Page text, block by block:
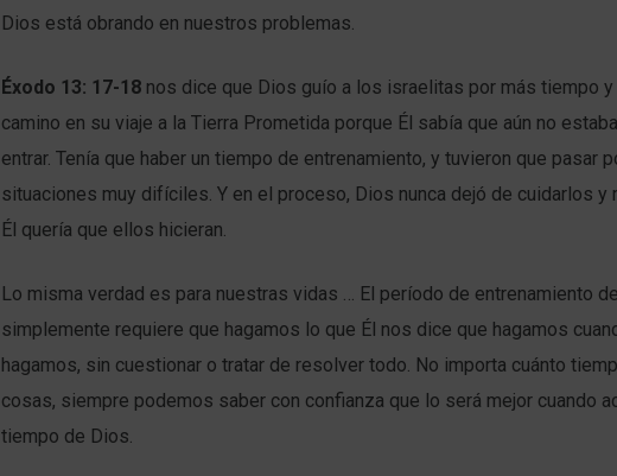
Dios está obrando en nuestros problemas.
Éxodo 13: 17-18 nos dice que Dios guío a los israelitas por más tiempo
camino en su viaje a la Tierra Prometida porque Él sabía que aún no
entrar. Tenía que haber un tiempo de entrenamiento, y tuvieron que pasar
situaciones muy difíciles. Y en el proceso, Dios nunca dejó de cuidarlos y
Él quería que ellos hicieran.
Lo misma verdad es para nuestras vidas … El período de entrenamiento
simplemente requiere que hagamos lo que Él nos dice que hagamos
hagamos, sin cuestionar o tratar de resolver todo. No importa cuánto
cosas, siempre podemos saber con confianza que lo será mejor cuando
tiempo de Dios.